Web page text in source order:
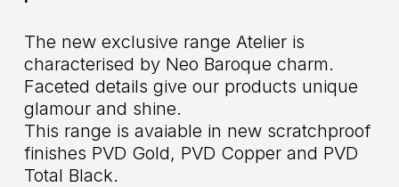
The new exclusive range Atelier is
characterised by Neo Baroque charm.
Faceted details give our products unique
glamour and shine.
This range is avaiable in new scratchproof
finishes PVD Gold, PVD Copper and PVD
Total Black.